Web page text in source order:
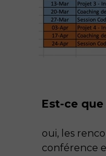
Est-ce
oui, les
conférence